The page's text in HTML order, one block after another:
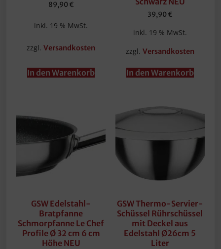
89,90 €
inkl. 19 % MwSt.
zzgl.Versandkosten
In den Warenkorb
39,90 €
inkl. 19 % MwSt.
zzgl. Versandkosten
In den Warenkorb
GSW Edelstahl-
Bratpfanne
Schmorpfanne Le Chef
Profile Ø 32 cm 6 cm
Höhe NEU
GSW Thermo-Servier-
Schüssel Rührschüssel
mit Deckel aus
Edelstahl Ø26cm 5
Liter